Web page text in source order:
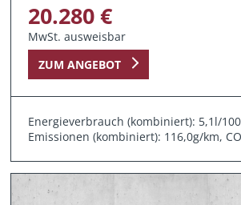
20.280 €
MwSt. ausweisbar
ZUM ANGEBOT
Energieverbrauch (kombiniert): 5,1l/
Emissionen (kombiniert): 116,0g/km, CO